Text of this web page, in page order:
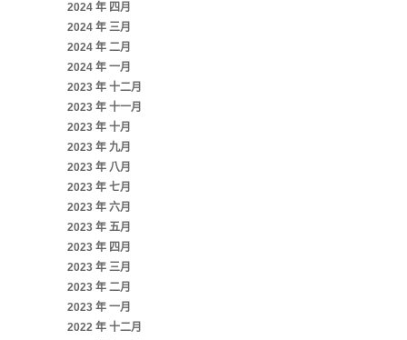
2024 年 四月
2024 年 三月
2024 年 二月
2024 年 一月
2023 年 十二月
2023 年 十一月
2023 年 十月
2023 年 九月
2023 年 八月
2023 年 七月
2023 年 六月
2023 年 五月
2023 年 四月
2023 年 三月
2023 年 二月
2023 年 一月
2022 年 十二月